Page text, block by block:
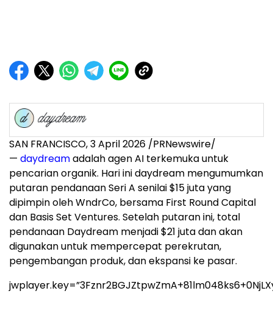
SAN FRANCISCO,3 April 2026 /PRNewswire/
— daydreamadalah agen AI terkemuka untuk
pencarian organik. Hari ini daydream mengumumkan
putaran pendanaan Seri A senilai $15 juta yang
dipimpin oleh WndrCo, bersama First Round Capital
dan Basis Set Ventures. Setelah putaran ini, total
pendanaan Daydream menjadi $21 juta dan akan
digunakan untuk mempercepat perekrutan,
pengembangan produk, dan ekspansi ke pasar.